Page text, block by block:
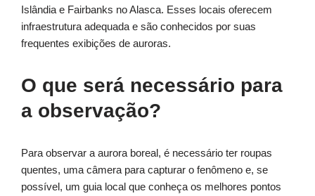
Islândia e Fairbanks no Alasca. Esses locais oferecem
infraestrutura adequada e são conhecidos por suas
frequentes exibições de auroras.
O que será necessário para
a observação?
Para observar a aurora boreal, é necessário ter roupas
quentes, uma câmera para capturar o fenômeno e, se
possível, um guia local que conheça os melhores pontos